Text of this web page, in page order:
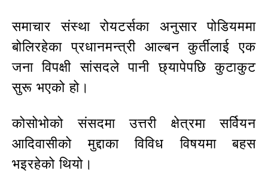
समाचार संस्था रोयटर्सका अनुसार पोडियममा
बोलिरहेका प्रधानमन्त्री आल्बन कुर्तीलाई एक
जना विपक्षी सांसदले पानी छ्यापेपछि कुटाकुट
सुरू भएको हो।
कोसोभोको संसदमा उत्तरी क्षेत्रमा सर्वियन
आदिवासीको मुद्दाका विविध विषयमा बहस
भइरहेको थियो।